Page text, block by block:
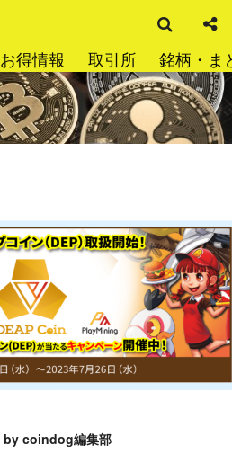
お得情報 取引所 銘柄・ま
索
by coindog編集部